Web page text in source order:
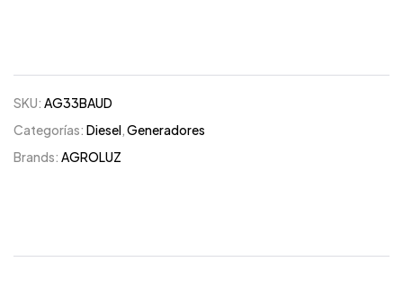
SKU: AG33BAUD
Categorías: Diesel,Generadores
Brands: AGROLUZ